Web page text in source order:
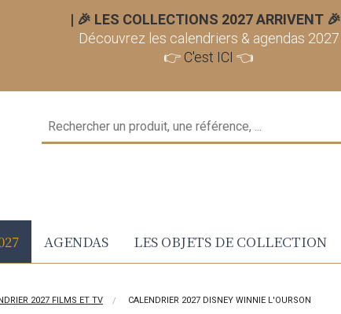
| 🎉 LES COLLECTIONS 2027 ARRIVENT 🎉
Découvrez les calendriers & agendas 2027
👉 C'est ICI 👈
AGENDAS LES OBJETS DE COLLECTION
2027 FILMS ET TV CALENDRIER 2027 DISNEY WINNIE L'OURSON